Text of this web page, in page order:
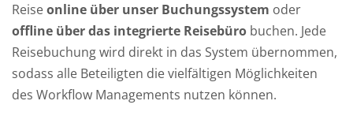
Reiseonline über unser Buchungssystem oder
offline über das integrierte Reisebüro buchen. Jede
Reisebuchung wird direkt in das System übernommen,
sodass alle Beteiligten die vielfältigen Möglichkeiten
des Workflow Managements nutzen können.